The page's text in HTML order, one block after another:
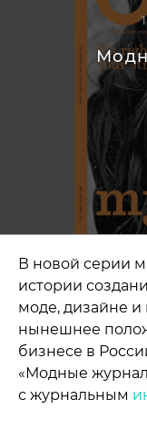
В новой серии материалов мы рассказываем об
истории создания
моде, дизайне и культуре,
нынешнее положение дел в журнальном
бизнесе в России и за рубежом.
«Модные журналы» выпускается в партнерстве
с журнальным